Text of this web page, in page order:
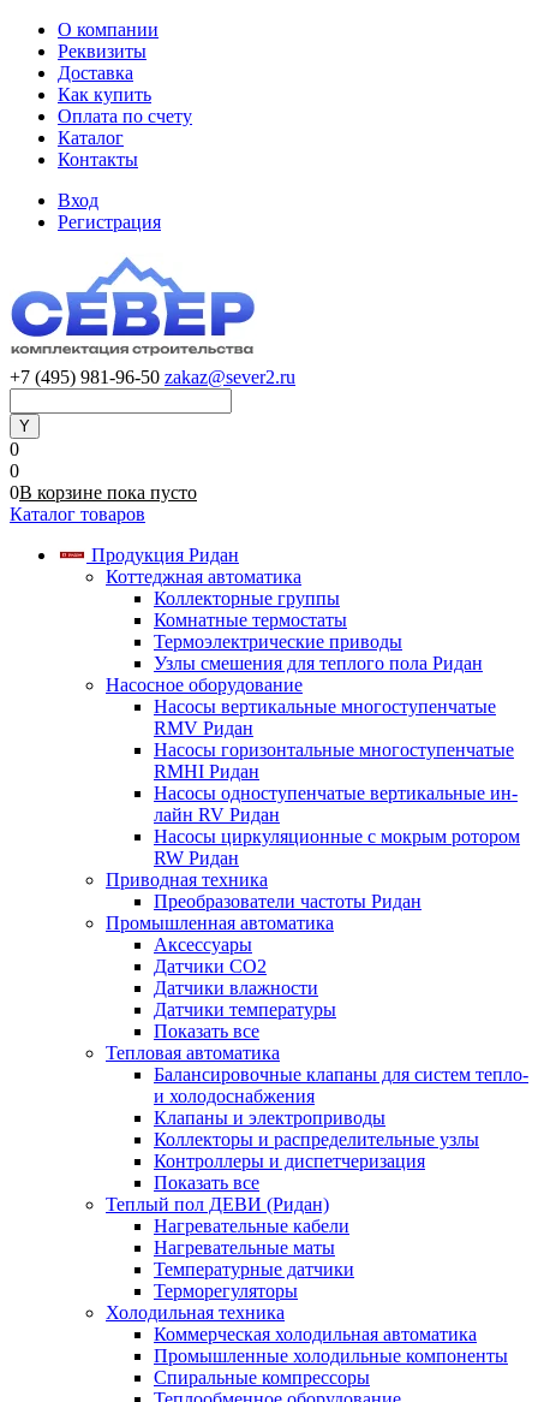
О компании
Реквизиты
Доставка
Как купить
Оплата по счету
Каталог
Контакты
Вход
Регистрация
+7 (495) 981-96-50 zakaz@sever2.ru
0
0
0В корзине пока пусто
Каталог товаров
Продукция Ридан
Коттеджная автоматика
Коллекторные группы
Комнатные термостаты
Термоэлектрические приводы
Узлы смешения для теплого пола Ридан
Насосное оборудование
Насосы вертикальные многоступенчатые
RMV Ридан
Насосы горизонтальные многоступенчатые
RMHI Ридан
Насосы одноступенчатые вертикальные ин-
лайн RV Ридан
Насосы циркуляционные с мокрым ротором
RW Ридан
Приводная техника
Преобразователи частоты Ридан
Промышленная автоматика
Аксессуары
Датчики CO2
Датчики влажности
Датчики температуры
Показать все
Тепловая автоматика
Балансировочные клапаны для систем тепло-
и холодоснабжения
Клапаны и электроприводы
Коллекторы и распределительные узлы
Контроллеры и диспетчеризация
Показать все
Теплый пол ДЕВИ (Ридан)
Нагревательные кабели
Нагревательные маты
Температурные датчики
Терморегуляторы
Холодильная техника
Коммерческая холодильная автоматика
Промышленные холодильные компоненты
Спиральные компрессоры